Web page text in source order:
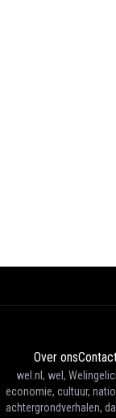
Over ons
wel.nl, wel,
economie, cultuur,
achtergrondverhalen,